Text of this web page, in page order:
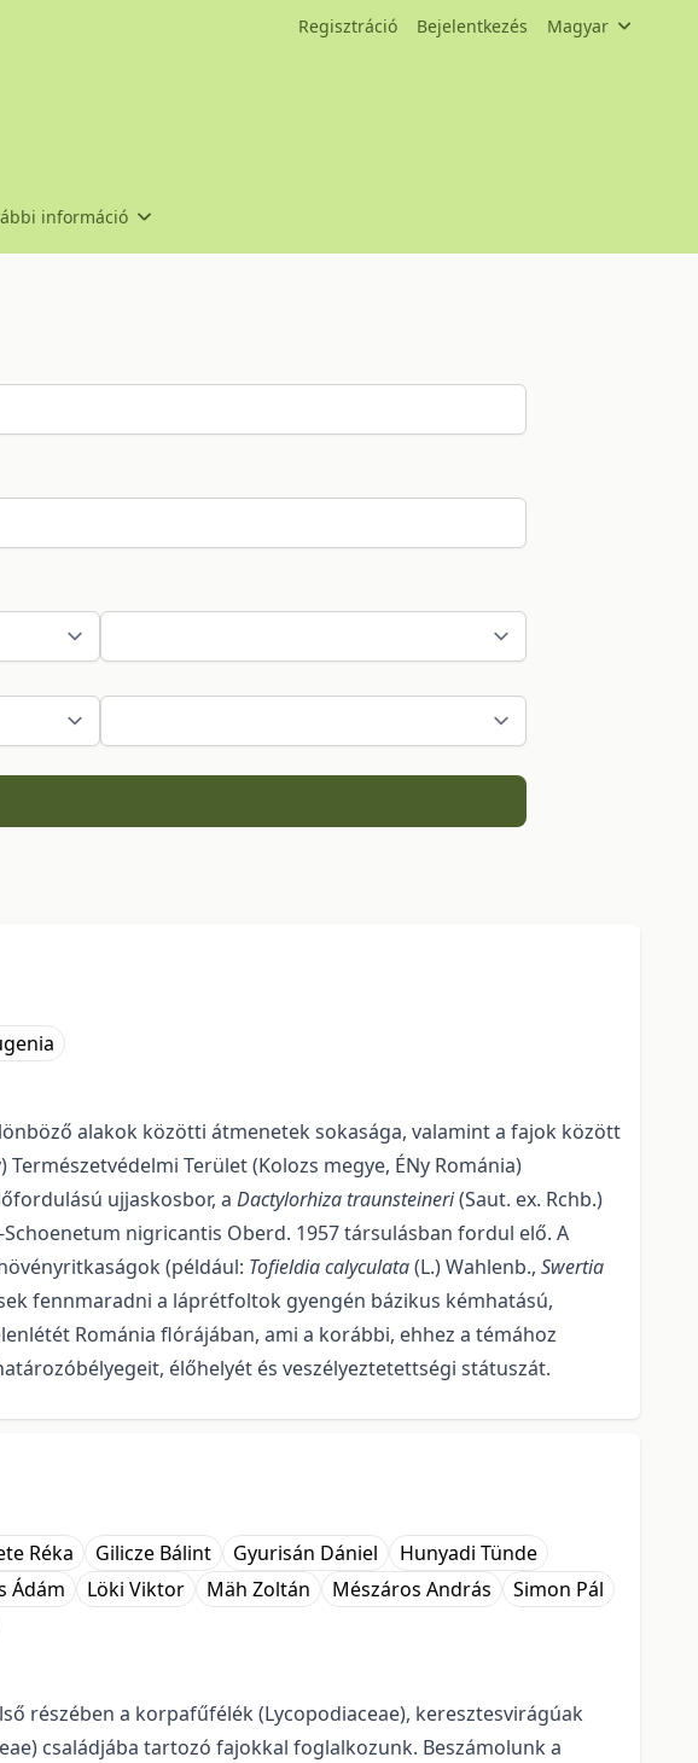
Regisztráció Bejelentkezés Magyar
információ
alakok közötti átmenetek sokasága, valamint a fajok között
Terület (Kolozs megye, ÉNy Románia)
ujjaskosbor, a Dactylorhiza traunsteineri(Saut. ex. Rchb.)
nigricantis Oberd. 1957 társulásban fordul elő. A
(például: Tofieldia calyculata(L.) Wahlenb., Swertia
fennmaradni a láprétfoltok gyengén bázikus kémhatású,
Románia flórájában, ami a korábbi, ehhez a témához
élőhelyét és veszélyeztetettségi státuszát.
Réka Gilicze Bálint Gyurisán Dániel
Hunyadi Tünde
Ádám Löki Viktor Mäh Zoltán Mészáros András
Simon Pál
részében a korpafűfélék (Lycopodiaceae), keresztesvirágúak
családjába tartozó fajokkal foglal­kozunk. Beszámolunk a